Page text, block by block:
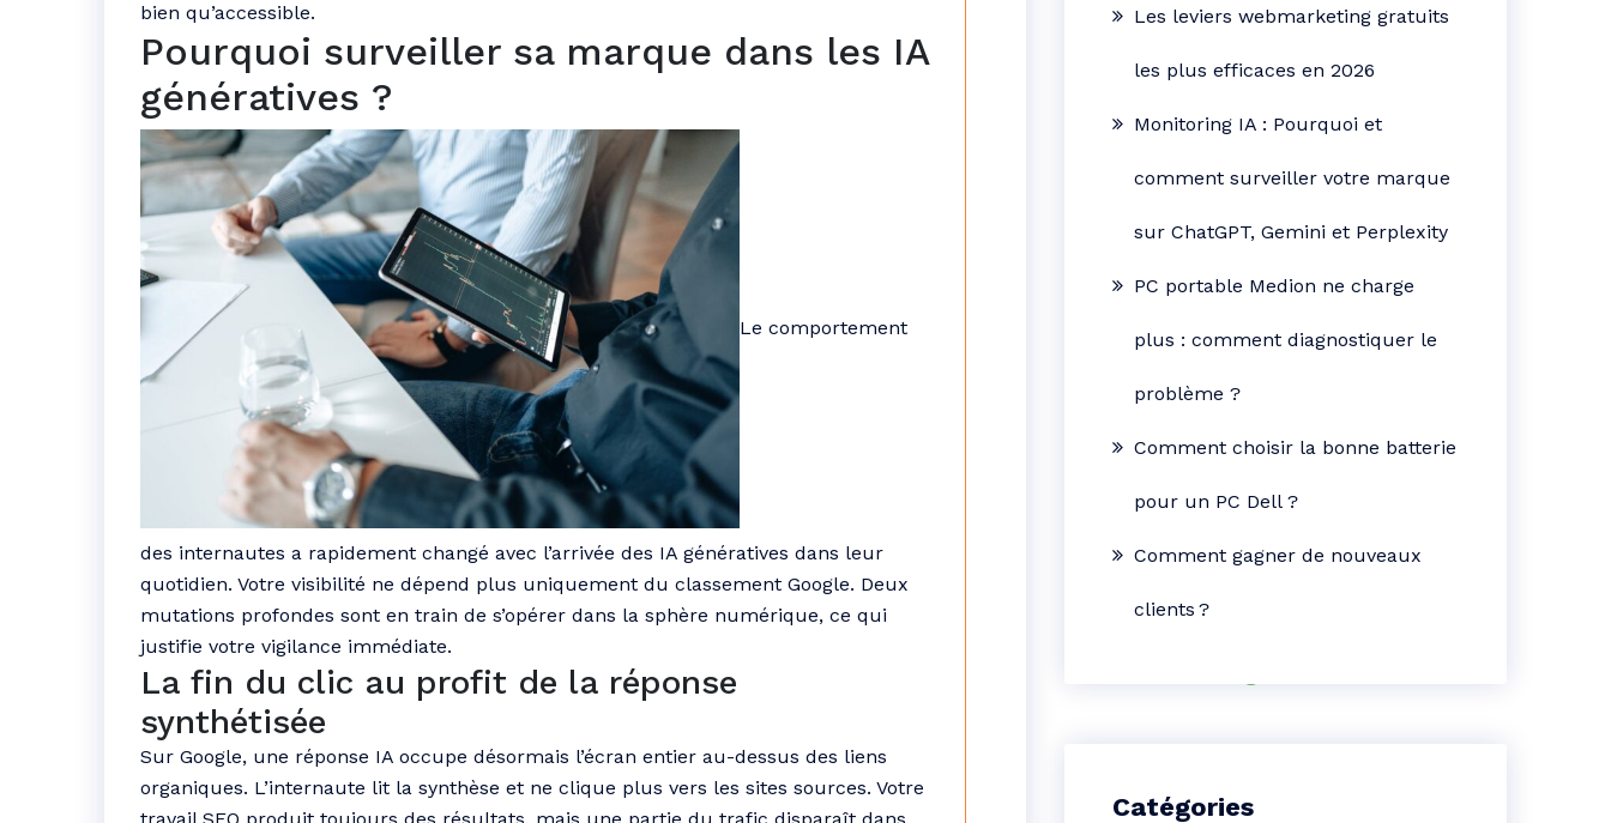
bien qu’accessible.
Pourquoi surveiller sa marque dans les IA
génératives ?
Le comportement
des internautes a rapidement changé avec l’arrivée des IA génératives dans leur
quotidien. Votre visibilité ne dépend plus uniquement du classement Google. Deux
mutations profondes sont en train de s’opérer dans la sphère numérique, ce qui
justifie votre vigilance immédiate.
La fin du clic au profit de la réponse
synthétisée
Sur Google, une réponse IA occupe désormais l’écran entier au-dessus des liens
organiques. L’internaute lit la synthèse et ne clique plus vers les sites sources. Votre
Les leviers webmarketing gratuits
les plus efficaces en 2026
Monitoring IA : Pourquoi et
comment surveiller votre marque
sur ChatGPT, Gemini et Perplexity
PC portable Medion ne charge
plus : comment diagnostiquer le
problème ?
Comment choisir la bonne batterie
pour un PC Dell ?
Comment gagner de nouveaux
clients ?
Catégories